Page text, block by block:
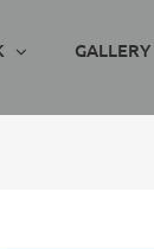
GALLERY